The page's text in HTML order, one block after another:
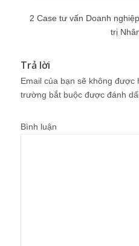
2 Case tư vấn Doanh
trị
Trả lời
Email của bạn sẽ không được
trường bắt buộc được đánh
Bình luận